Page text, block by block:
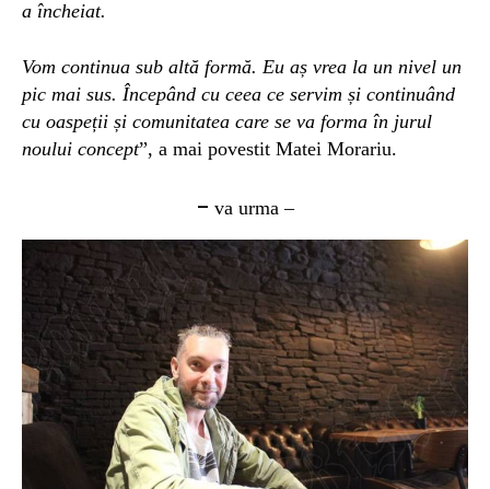
a încheiat.
Vom continua sub altă formă. Eu aș vrea la un nivel un
pic mai sus. Începând cu ceea ce servim și continuând
cu oaspeții și comunitatea care se va forma în jurul
noului concept”, a mai povestit Matei Morariu.
– va urma –